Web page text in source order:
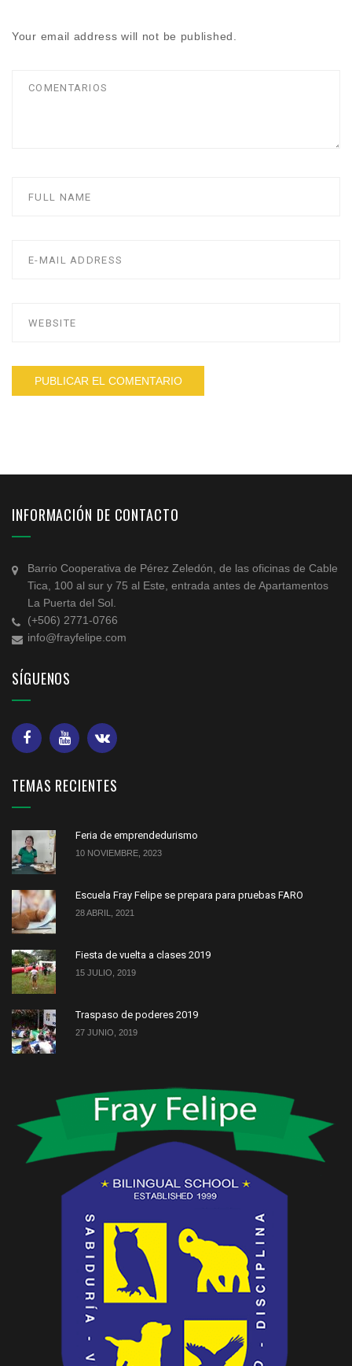
Your email address will not be published.
INFORMACIÓN DE CONTACTO
Barrio Cooperativa de Pérez Zeledón, de las oficinas de Cable
Tica, 100 al sur y 75 al Este, entrada antes de Apartamentos
La Puerta del Sol.
(+506) 2771-0766
info@frayfelipe.com
SÍGUENOS
TEMAS RECIENTES
Feria de emprendedurismo
10 NOVIEMBRE, 2023
Escuela Fray Felipe se prepara para pruebas FARO
28 ABRIL, 2021
Fiesta de vuelta a clases 2019
15 JULIO, 2019
Traspaso de poderes 2019
27 JUNIO, 2019